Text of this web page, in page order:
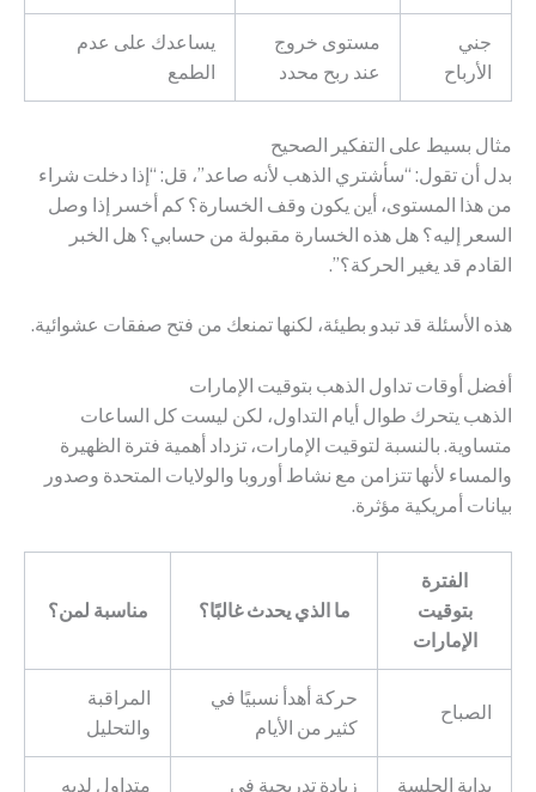
جني
الأرباح
مستوى خروج
عند ربح محدد
يساعدك على عدم
الطمع
مثال بسيط على التفكير الصحيح
بدل أن تقول: “سأشتري الذهب لأنه صاعد”، قل: “إذا دخلت شراء
من هذا المستوى، أين يكون وقف الخسارة؟ كم أخسر إذا وصل
السعر إليه؟ هل هذه الخسارة مقبولة من حسابي؟ هل الخبر
القادم قد يغير الحركة؟”.
هذه الأسئلة قد تبدو بطيئة، لكنها تمنعك من فتح صفقات عشوائية.
أفضل أوقات تداول الذهب بتوقيت الإمارات
الذهب يتحرك طوال أيام التداول، لكن ليست كل الساعات
متساوية. بالنسبة لتوقيت الإمارات، تزداد أهمية فترة الظهيرة
والمساء لأنها تتزامن مع نشاط أوروبا والولايات المتحدة وصدور
بيانات أمريكية مؤثرة.
الفترة
بتوقيت
الإمارات
ما الذي يحدث غالبًا؟ مناسبة لمن؟
الصباح
حركة أهدأ نسبيًا في
كثير من الأيام
المراقبة
والتحليل
بداية الجلسة
زيادة تدريجية في
متداول لديه